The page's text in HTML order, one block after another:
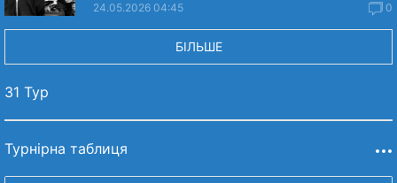
24.05.2026 04:45 0
БІЛЬШЕ
31 Тур
Турнірна таблиця